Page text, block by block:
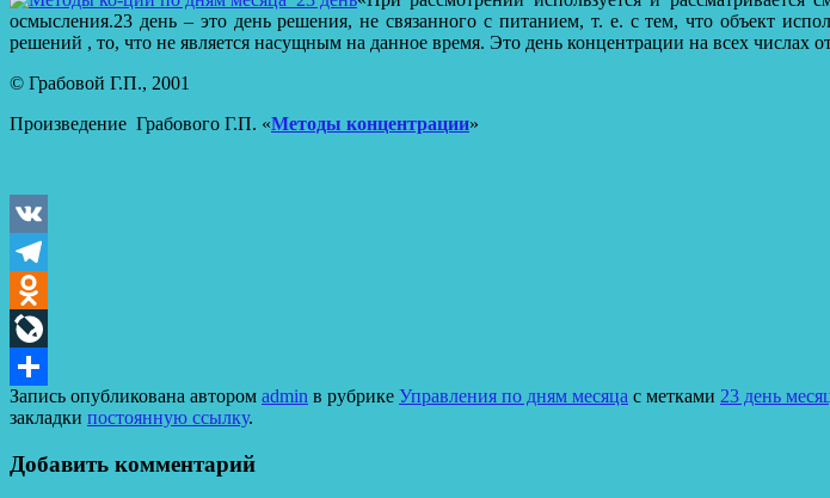
осмысления.23 день – это день решения, не связанного с питанием, т. е. с тем, что объект
решений , то, что не является насущным на данное время. Это день концентрации на всех числах
© Грабовой Г.П., 2001
Произведение Грабового Г.П. «Методы концентрации»
VK
Telegram
Odnoklassniki
LiveJournal
Отправить
Запись опубликована автором admin в рубрике Управления по дням месяца с метками 23 день
закладки постоянную ссылку.
Добавить комментарий